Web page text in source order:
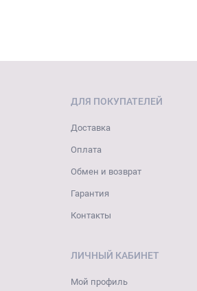
ДЛЯ ПОКУПАТЕЛЕЙ
Доставка
Оплата
Обмен и возврат
Гарантия
Контакты
ЛИЧНЫЙ КАБИНЕТ
Мой профиль